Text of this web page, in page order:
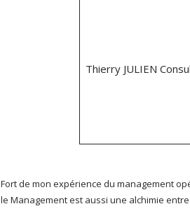
Thierry JULIEN
Fort de mon expérience du management
le Management est aussi une alchimie entre